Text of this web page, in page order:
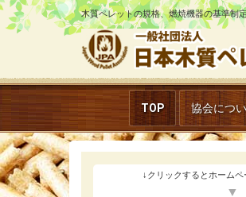
木質ペレットの規格、燃焼機器の基準制
TOP 協会につ
↓クリックするとホームペ